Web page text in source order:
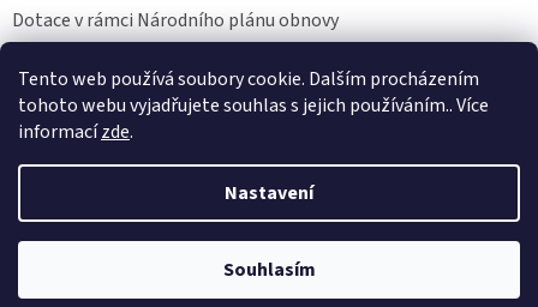
Tento web používá soubory cookie. Dalším procházením
tohoto webu vyjadřujete souhlas s jejich používáním.. Více
informacízde.
Nastavení
Souhlasím
Dotace v rámci Národního plánu obnovy
ARCHIV
Vytvořil Shoptet
NAMAZAT.CZ. Všechna práva vyhrazena.